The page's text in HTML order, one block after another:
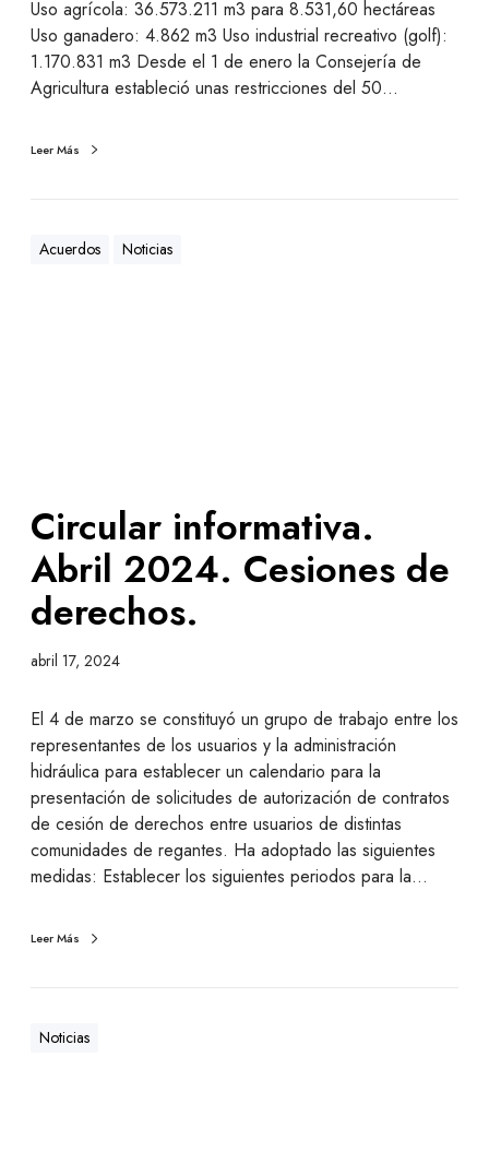
Uso agrícola: 36.573.211 m3 para 8.531,60 hectáreas
Uso ganadero: 4.862 m3 Uso industrial recreativo (golf):
1.170.831 m3 Desde el 1 de enero la Consejería de
Agricultura estableció unas restricciones del 50…
Leer Más
Acuerdos Noticias
Circular informativa.
Abril 2024. Cesiones de
derechos.
abril 17, 2024
El 4 de marzo se constituyó un grupo de trabajo entre los
representantes de los usuarios y la administración
hidráulica para establecer un calendario para la
presentación de solicitudes de autorización de contratos
de cesión de derechos entre usuarios de distintas
comunidades de regantes. Ha adoptado las siguientes
medidas: Establecer los siguientes periodos para la…
Leer Más
Noticias